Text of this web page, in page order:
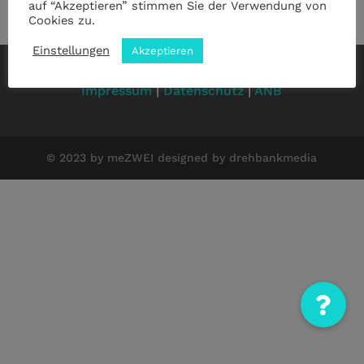
Impressum|Datenschutz|ANB
© 2023 by meZWEI designed by drehbankmedia
auf “Akzeptieren” stimmen Sie der Verwendung von
Cookies zu.
Einstellungen Akzeptieren